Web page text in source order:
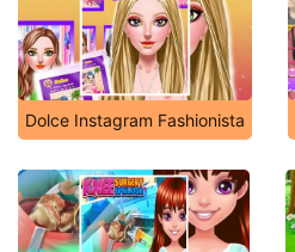
Dolce Instagram Fashionista